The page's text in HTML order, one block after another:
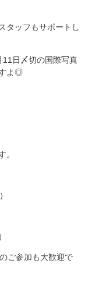
タッフもサポートし
11日〆切の国際写真
よ◎
。
ご参加も大歓迎で